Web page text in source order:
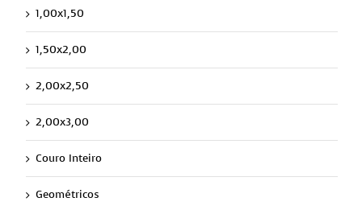
1,00x1,50
1,50x2,00
2,00x2,50
2,00x3,00
Couro Inteiro
Geométricos